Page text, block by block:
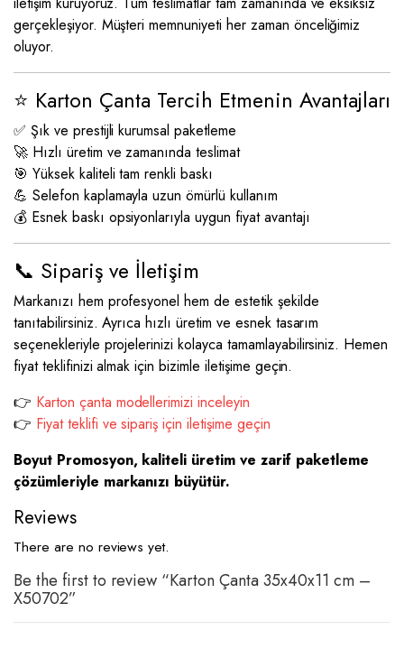
gerçekleşiyor. Müşteri memnuniyeti her zaman önceliğimiz
oluyor.
⭐ Karton Çanta Tercih Etmenin Avantajları
✅ Şık ve prestijli kurumsal paketleme
🚀 Hızlı üretim ve zamanında teslimat
🎯 Yüksek kaliteli tam renkli baskı
💪 Selefon kaplamayla uzun ömürlü kullanım
💰 Esnek baskı opsiyonlarıyla uygun fiyat avantajı
📞 Sipariş ve İletişim
Markanızı hem profesyonel hem de estetik şekilde
tanıtabilirsiniz. Ayrıca hızlı üretim ve esnek tasarım
seçenekleriyle projelerinizi kolayca tamamlayabilirsiniz. Hemen
fiyat teklifinizi almak için bizimle iletişime geçin.
👉 Karton çanta modellerimizi inceleyin
👉 Fiyat teklifi ve sipariş için iletişime geçin
Boyut Promosyon, kaliteli üretim ve zarif paketleme
çözümleriyle markanızı büyütür.
Reviews
There are no reviews yet.
Be the first to review “Karton Çanta 35x40x11 cm –
X50702”